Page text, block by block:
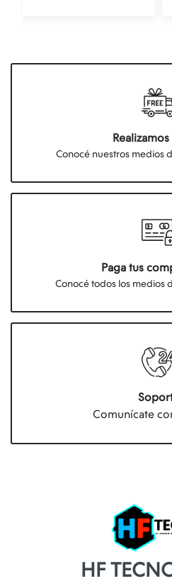
Conocé nuestros medios
Paga tus
Conocé todos los medios
Comunícate
HF